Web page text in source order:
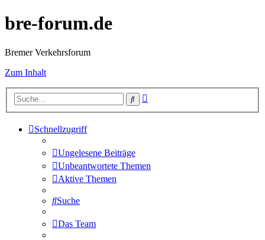
bre-forum.de
Bremer Verkehrsforum
Zum Inhalt
Suche
Schnellzugriff
Ungelesene Beiträge
Unbeantwortete Themen
Aktive Themen
Suche
Das Team